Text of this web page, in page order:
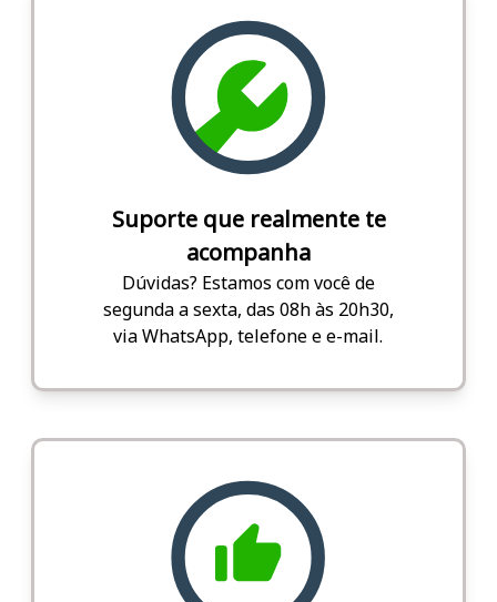
Suporte que realmente te
acompanha
Dúvidas? Estamos com você de
segunda a sexta, das 08h às 20h30,
via WhatsApp, telefone e e-mail.